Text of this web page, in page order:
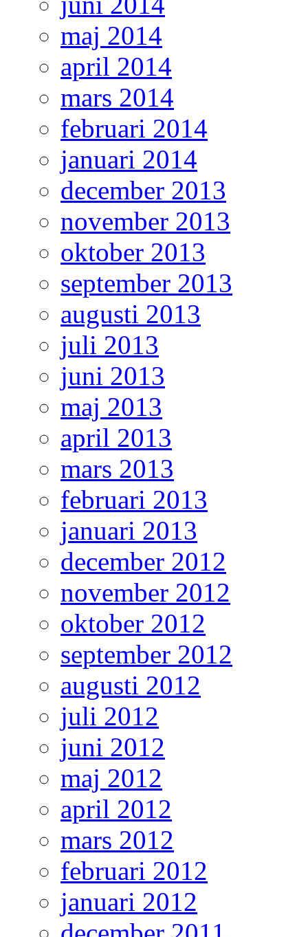
maj 2014
april 2014
mars 2014
februari 2014
januari 2014
december 2013
november 2013
oktober 2013
september 2013
augusti 2013
juli 2013
juni 2013
maj 2013
april 2013
mars 2013
februari 2013
januari 2013
december 2012
november 2012
oktober 2012
september 2012
augusti 2012
juli 2012
juni 2012
maj 2012
april 2012
mars 2012
februari 2012
januari 2012